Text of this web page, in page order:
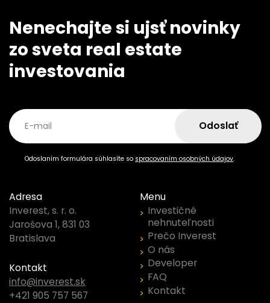
Nenechajte si ujsť novinky
zo sveta real estate
investovania
E-mail Odoslať
Odoslaním formulára súhlasíte so spracovaním osobných údajov.
Adresa
Inverest, s. r. o.
Jarošova 1, 831 03
Bratislava
Kontakt
info@inverest.sk
+421 905 757 567
Menu
Investičné
nehnuteľnosti
Prečo Inverest
O nás
Developer
FAQ
Kontakt